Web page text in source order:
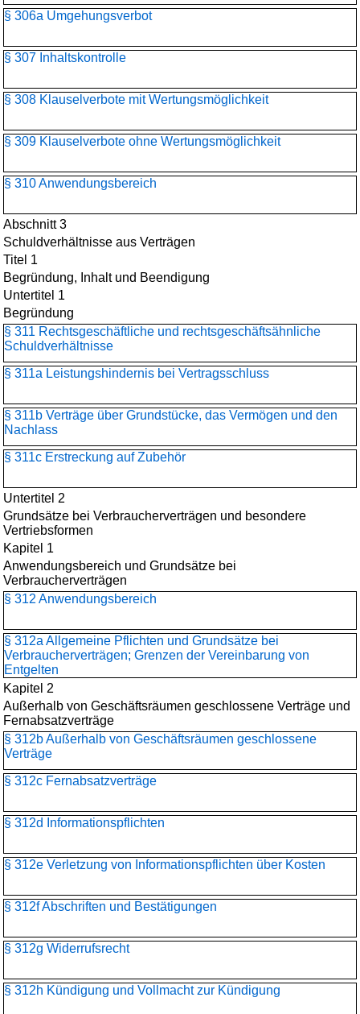
§ 306a Umgehungsverbot
§ 307 Inhaltskontrolle
§ 308 Klauselverbote mit Wertungsmöglichkeit
§ 309 Klauselverbote ohne Wertungsmöglichkeit
§ 310 Anwendungsbereich
Abschnitt 3
Schuldverhältnisse aus Verträgen
Titel 1
Begründung, Inhalt und Beendigung
Untertitel 1
Begründung
§ 311 Rechtsgeschäftliche und rechtsgeschäftsähnliche
Schuldverhältnisse
§ 311a Leistungshindernis bei Vertragsschluss
§ 311b Verträge über Grundstücke, das Vermögen und den
Nachlass
§ 311c Erstreckung auf Zubehör
Untertitel 2
Grundsätze bei Verbraucherverträgen und besondere
Vertriebsformen
Kapitel 1
Anwendungsbereich und Grundsätze bei
Verbraucherverträgen
§ 312 Anwendungsbereich
§ 312a Allgemeine Pflichten und Grundsätze bei
Verbraucherverträgen; Grenzen der Vereinbarung von
Entgelten
Kapitel 2
Außerhalb von Geschäftsräumen geschlossene Verträge und
Fernabsatzverträge
§ 312b Außerhalb von Geschäftsräumen geschlossene
Verträge
§ 312c Fernabsatzverträge
§ 312d Informationspflichten
§ 312e Verletzung von Informationspflichten über Kosten
§ 312f Abschriften und Bestätigungen
§ 312g Widerrufsrecht
§ 312h Kündigung und Vollmacht zur Kündigung